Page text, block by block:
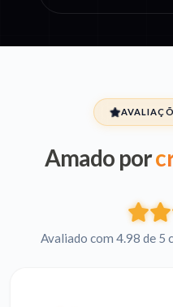
Amado por
Avaliado com 4.98 de 5